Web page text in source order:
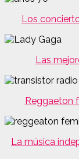
Los
Las
Reggaeton
La música